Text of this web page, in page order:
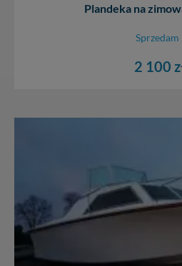
Plandeka na
Sprzedam
2 100